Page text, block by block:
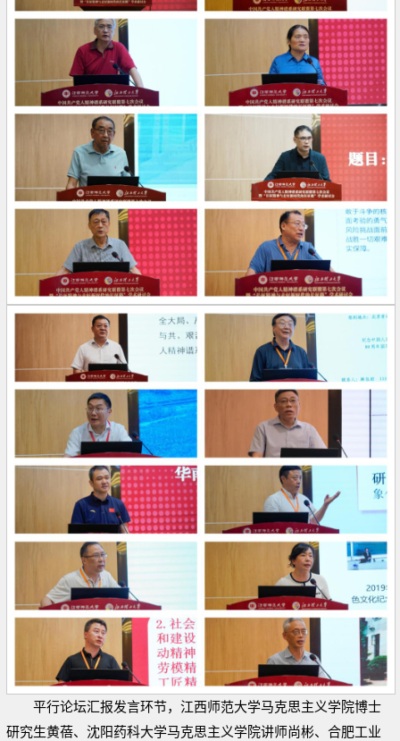
平行论坛汇报发言环节，江西师范大学马克思主义学院博士
研究生黄蓓、沈阳药科大学马克思主义学院讲师尚彬、合肥工业